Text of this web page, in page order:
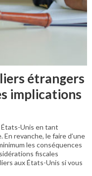
étrangers
implications
États-Unis en tant
revanche, le faire d’une
les conséquences
fiscales
aux États-Unis si vous